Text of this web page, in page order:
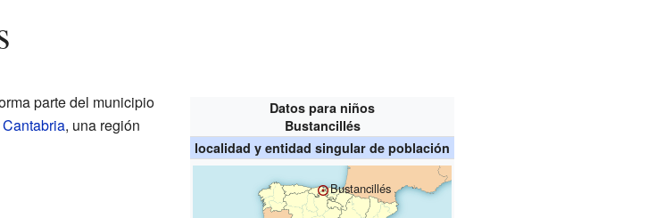
Datos para niños
Bustancillés
localidad y entidad singular de población
Bustancillés
parte del municipio
Cantabria, una región